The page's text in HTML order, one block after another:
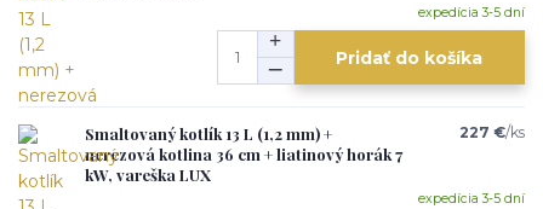
expedícia 3-5 dní
Pridať do košíka
Smaltovaný kotlík 13 L (1,2 mm) +
nerezová kotlina 36 cm + liatinový horák 7
kW, vareška LUX
227 €/ks
expedícia 3-5 dní